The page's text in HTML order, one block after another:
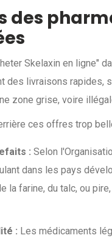
des
Skelaxin en ligne"
des livraisons rapides,
zone grise, voire
ces offres trop
: Selon
dans les pays
la farine, du talc, ou
: Les médicaments